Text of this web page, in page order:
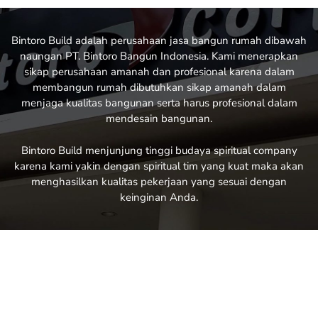
Bintoro Build adalah perusahaan jasa bangun rumah dibawah
naungan PT. Bintoro Bangun Indonesia. Kami menerapkan
sikap perusahaan amanah dan profesional karena dalam
membangun rumahdibutuhkan sikap amanah dalam
menjaga kualitas bangunan serta harus profesional dalam
mendesain bangunan.
Bintoro Build menjunjung tinggi budaya spiritual company
karena kami yakin dengan spiritual tim yang kuat maka akan
menghasilkan kualitas pekerjaan yang sesuai dengan
keinginan Anda.